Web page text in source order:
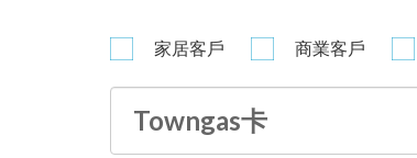
家居客戶 商業客戶